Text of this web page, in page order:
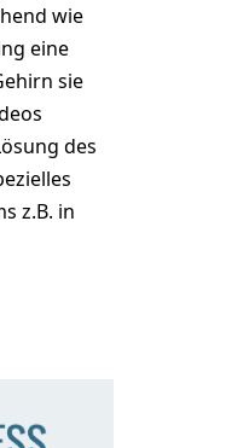
wie
eine
sie
des
z.B. in